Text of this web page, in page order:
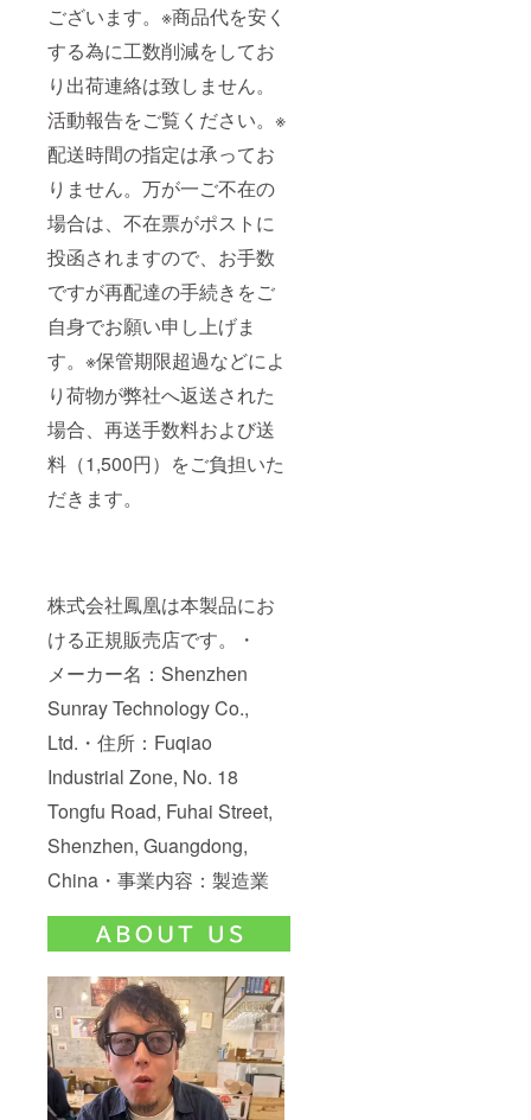
ございます。※商品代を安く
する為に工数削減をしてお
り出荷連絡は致しません。
活動報告をご覧ください。※
配送時間の指定は承ってお
りません。万が一ご不在の
場合は、不在票がポストに
投函されますので、お手数
ですが再配達の手続きをご
自身でお願い申し上げま
す。※保管期限超過などによ
り荷物が弊社へ返送された
場合、再送手数料および送
料（1,500円）をご負担いた
だきます。
株式会社鳳凰は本製品にお
ける正規販売店です。・
メーカー名：Shenzhen
Sunray Technology Co.,
Ltd.・住所：Fuqiao
Industrial Zone, No. 18
Tongfu Road, Fuhai Street,
Shenzhen, Guangdong,
China・事業内容：製造業